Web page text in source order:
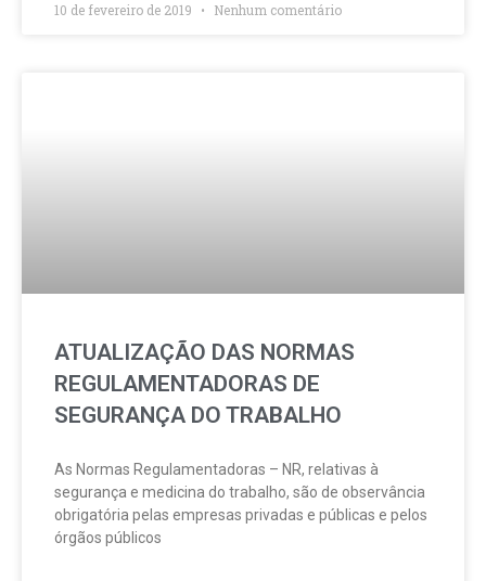
10 de fevereiro de 2019 Nenhum comentário
ATUALIZAÇÃO DAS NORMAS
REGULAMENTADORAS DE
SEGURANÇA DO TRABALHO
As Normas Regulamentadoras – NR, relativas à
segurança e medicina do trabalho, são de observância
obrigatória pelas empresas privadas e públicas e pelos
órgãos públicos